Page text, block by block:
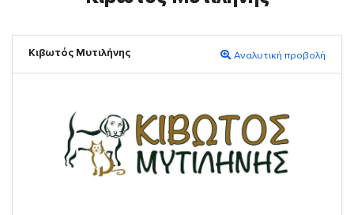
Κιβωτός Μυτιλήνης Αναλυτική προβολή